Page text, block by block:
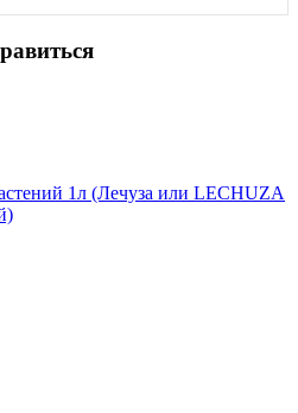
1л (Лечуза или LECHUZA